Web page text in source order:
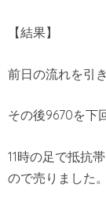
【結果】
前日の流れを引
その後9670を下
11時の足で抵抗
ので売りました。